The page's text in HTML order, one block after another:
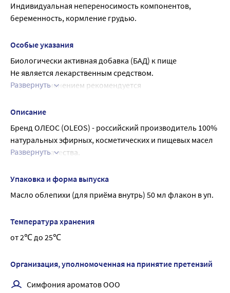
Индивидуальная непереносимость компонентов,
беременность, кормление грудью.
Особые указания
Биологически активная добавка (БАД) к пище
Не является лекарственным средством.
Перед применением рекомендуется
Развернуть
Описание
Бренд ОЛЕОС (OLEOS) - российский производитель 100%
натуральных эфирных, косметических и пищевых масел
высокого качества.
разнообразных витаминов, антиоксидантов и жирных
кислот, по содержанию каротиноидов считается
лидером среди всех растительных масел.
средство, а также для профилактики гастрита,
улучшения зрения и состояния кожи, работы кишечника.
блюд из моркови, тыквы и фруктов.
Содержание жира в 100 г - 99,8 г.
Развернуть
Упаковка и форма выпуска
Масло облепихи (для приёма внутрь) 50 мл флакон в уп.
Температура хранения
от 2℃ до 25℃
Организация, уполномоченная на принятие претензий
Симфония ароматов ООО